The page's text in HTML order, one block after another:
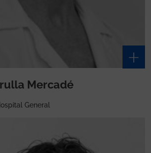
Mercadé
General